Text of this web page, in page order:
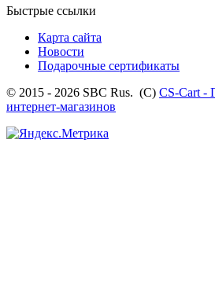
Быстрые ссылки
Карта сайта
Новости
Подарочные сертификаты
© 2015 - 2026 SBC Rus. (С) CS-Cart -
интернет-магазинов